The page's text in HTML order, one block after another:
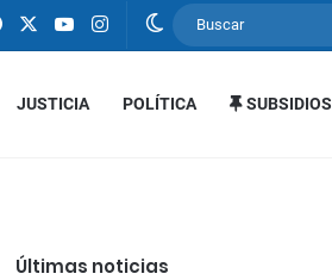
FacebookYouTubeInstagramSwitch skin
JUSTICIA POLÍTICA SUBSIDIOS
Últimas noticias